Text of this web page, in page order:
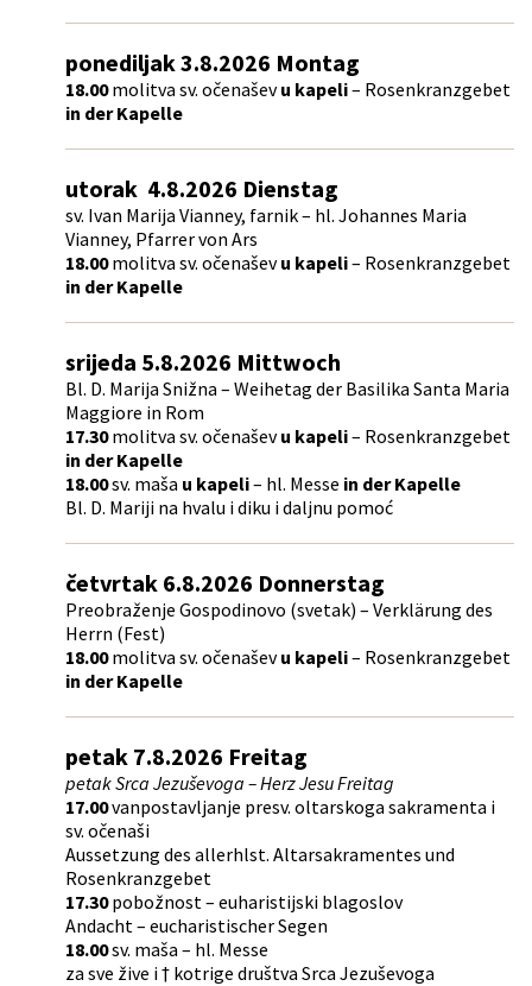
ponediljak 3.8.2026 Montag
18.00molitva sv. očenaševu kapeli– Rosenkranzgebet
in der Kapelle
utorak 4.8.2026 Dienstag
sv. Ivan Marija Vianney, farnik – hl. Johannes Maria
Vianney, Pfarrer von Ars
18.00molitva sv. očenaševu kapeli– Rosenkranzgebet
in der Kapelle
srijeda 5.8.2026 Mittwoch
Bl. D. Marija Snižna – Weihetag der Basilika Santa Maria
Maggiore in Rom
17.30molitva sv. očenaševu kapeli– Rosenkranzgebet
in der Kapelle
18.00sv. maša u kapeli– hl. Messe in der Kapelle
Bl. D. Mariji na hvalu i diku i daljnu pomoć
četvrtak 6.8.2026 Donnerstag
Preobraženje Gospodinovo (svetak) – Verklärung des
Herrn (Fest)
18.00molitva sv. očenaševu kapeli– Rosenkranzgebet
in der Kapelle
petak 7.8.2026 Freitag
petak Srca Jezuševoga – Herz Jesu Freitag
17.00vanpostavljanje presv. oltarskoga sakramenta i
sv. očenaši
Aussetzung des allerhlst. Altarsakramentes und
Rosenkranzgebet
17.30pobožnost – euharistijski blagoslov
Andacht – eucharistischer Segen
18.00sv. maša – hl. Messe
za sve žive i † kotrige društva Srca Jezuševoga